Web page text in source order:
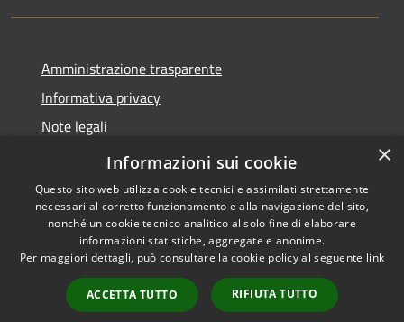
Amministrazione trasparente
Informativa privacy
Note legali
Dichiarazione di accessibilità
Accessibilità
Copyright © 2026 • Città di
Cirié • Powered by
Municipium•
Accesso
redazione
×
Informazioni sui cookie
Questo sito web utilizza cookie tecnici e assimilati strettamente
necessari al corretto funzionamento e alla navigazione del sito,
nonché un cookie tecnico analitico al solo fine di elaborare
informazioni statistiche, aggregate e anonime.
Per maggiori dettagli, può consultare la cookie policy al seguente link
ACCETTA TUTTO RIFIUTA TUTTO